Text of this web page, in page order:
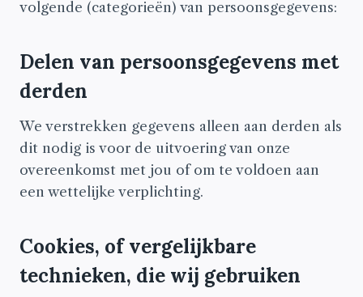
volgende (categorieën) van persoonsgegevens:
Delen van persoonsgegevens met
derden
We verstrekken gegevens alleen aan derden als
dit nodig is voor de uitvoering van onze
overeenkomst met jou of om te voldoen aan
een wettelijke verplichting.
Cookies, of vergelijkbare
technieken, die wij gebruiken